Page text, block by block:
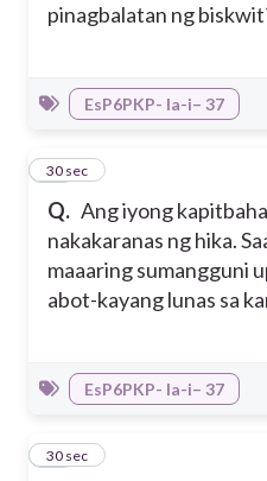
pinagbalatan ng
EsP6PKP- Ia-i– 37
Q. Ang iyong
nakakaranas ng hika.
maaaring sumangguni
abot-kayang lunas sa
34
30 sec
EsP6PKP- Ia-i– 37
35
30 sec